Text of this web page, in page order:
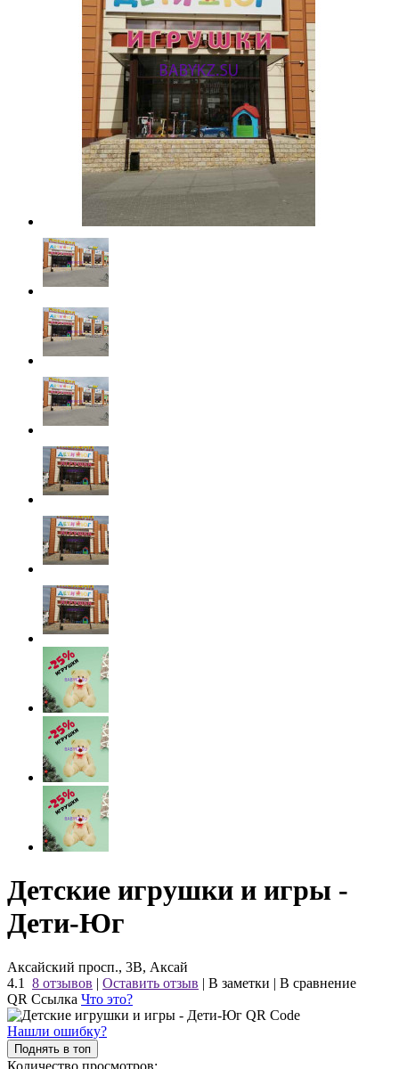
Детские игрушки и игры -
Дети-Юг
Аксайский просп., 3В, Аксай
4.1
8 отзывов | Оставить отзыв | В заметки | В сравнение
QR Ссылка Что это?
Нашли ошибку?
Поднять в топ
Количество просмотров: